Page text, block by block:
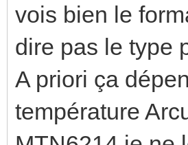
vois bien le
dire pas le type
A priori ça
température